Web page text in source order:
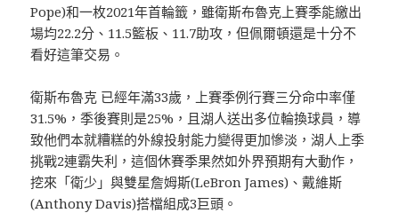
Pope)和一枚2021年首輪籤，雖衛斯布魯克上賽季能繳出
場均22.2分、11.5籃板、11.7助攻，但佩爾頓還是十分不
看好這筆交易。
衛斯布魯克 已經年滿33歲，上賽季例行賽三分命中率僅
31.5%，季後賽則是25%，且湖人送出多位輪換球員，導
致他們本就糟糕的外線投射能力變得更加慘淡，湖人上季
挑戰2連霸失利，這個休賽季果然如外界預期有大動作，
挖來「衛少」與雙星詹姆斯(LeBron James)、戴維斯
(Anthony Davis)搭檔組成3巨頭。